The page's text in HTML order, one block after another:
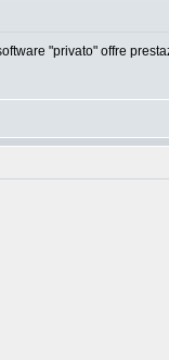
"privato" offre